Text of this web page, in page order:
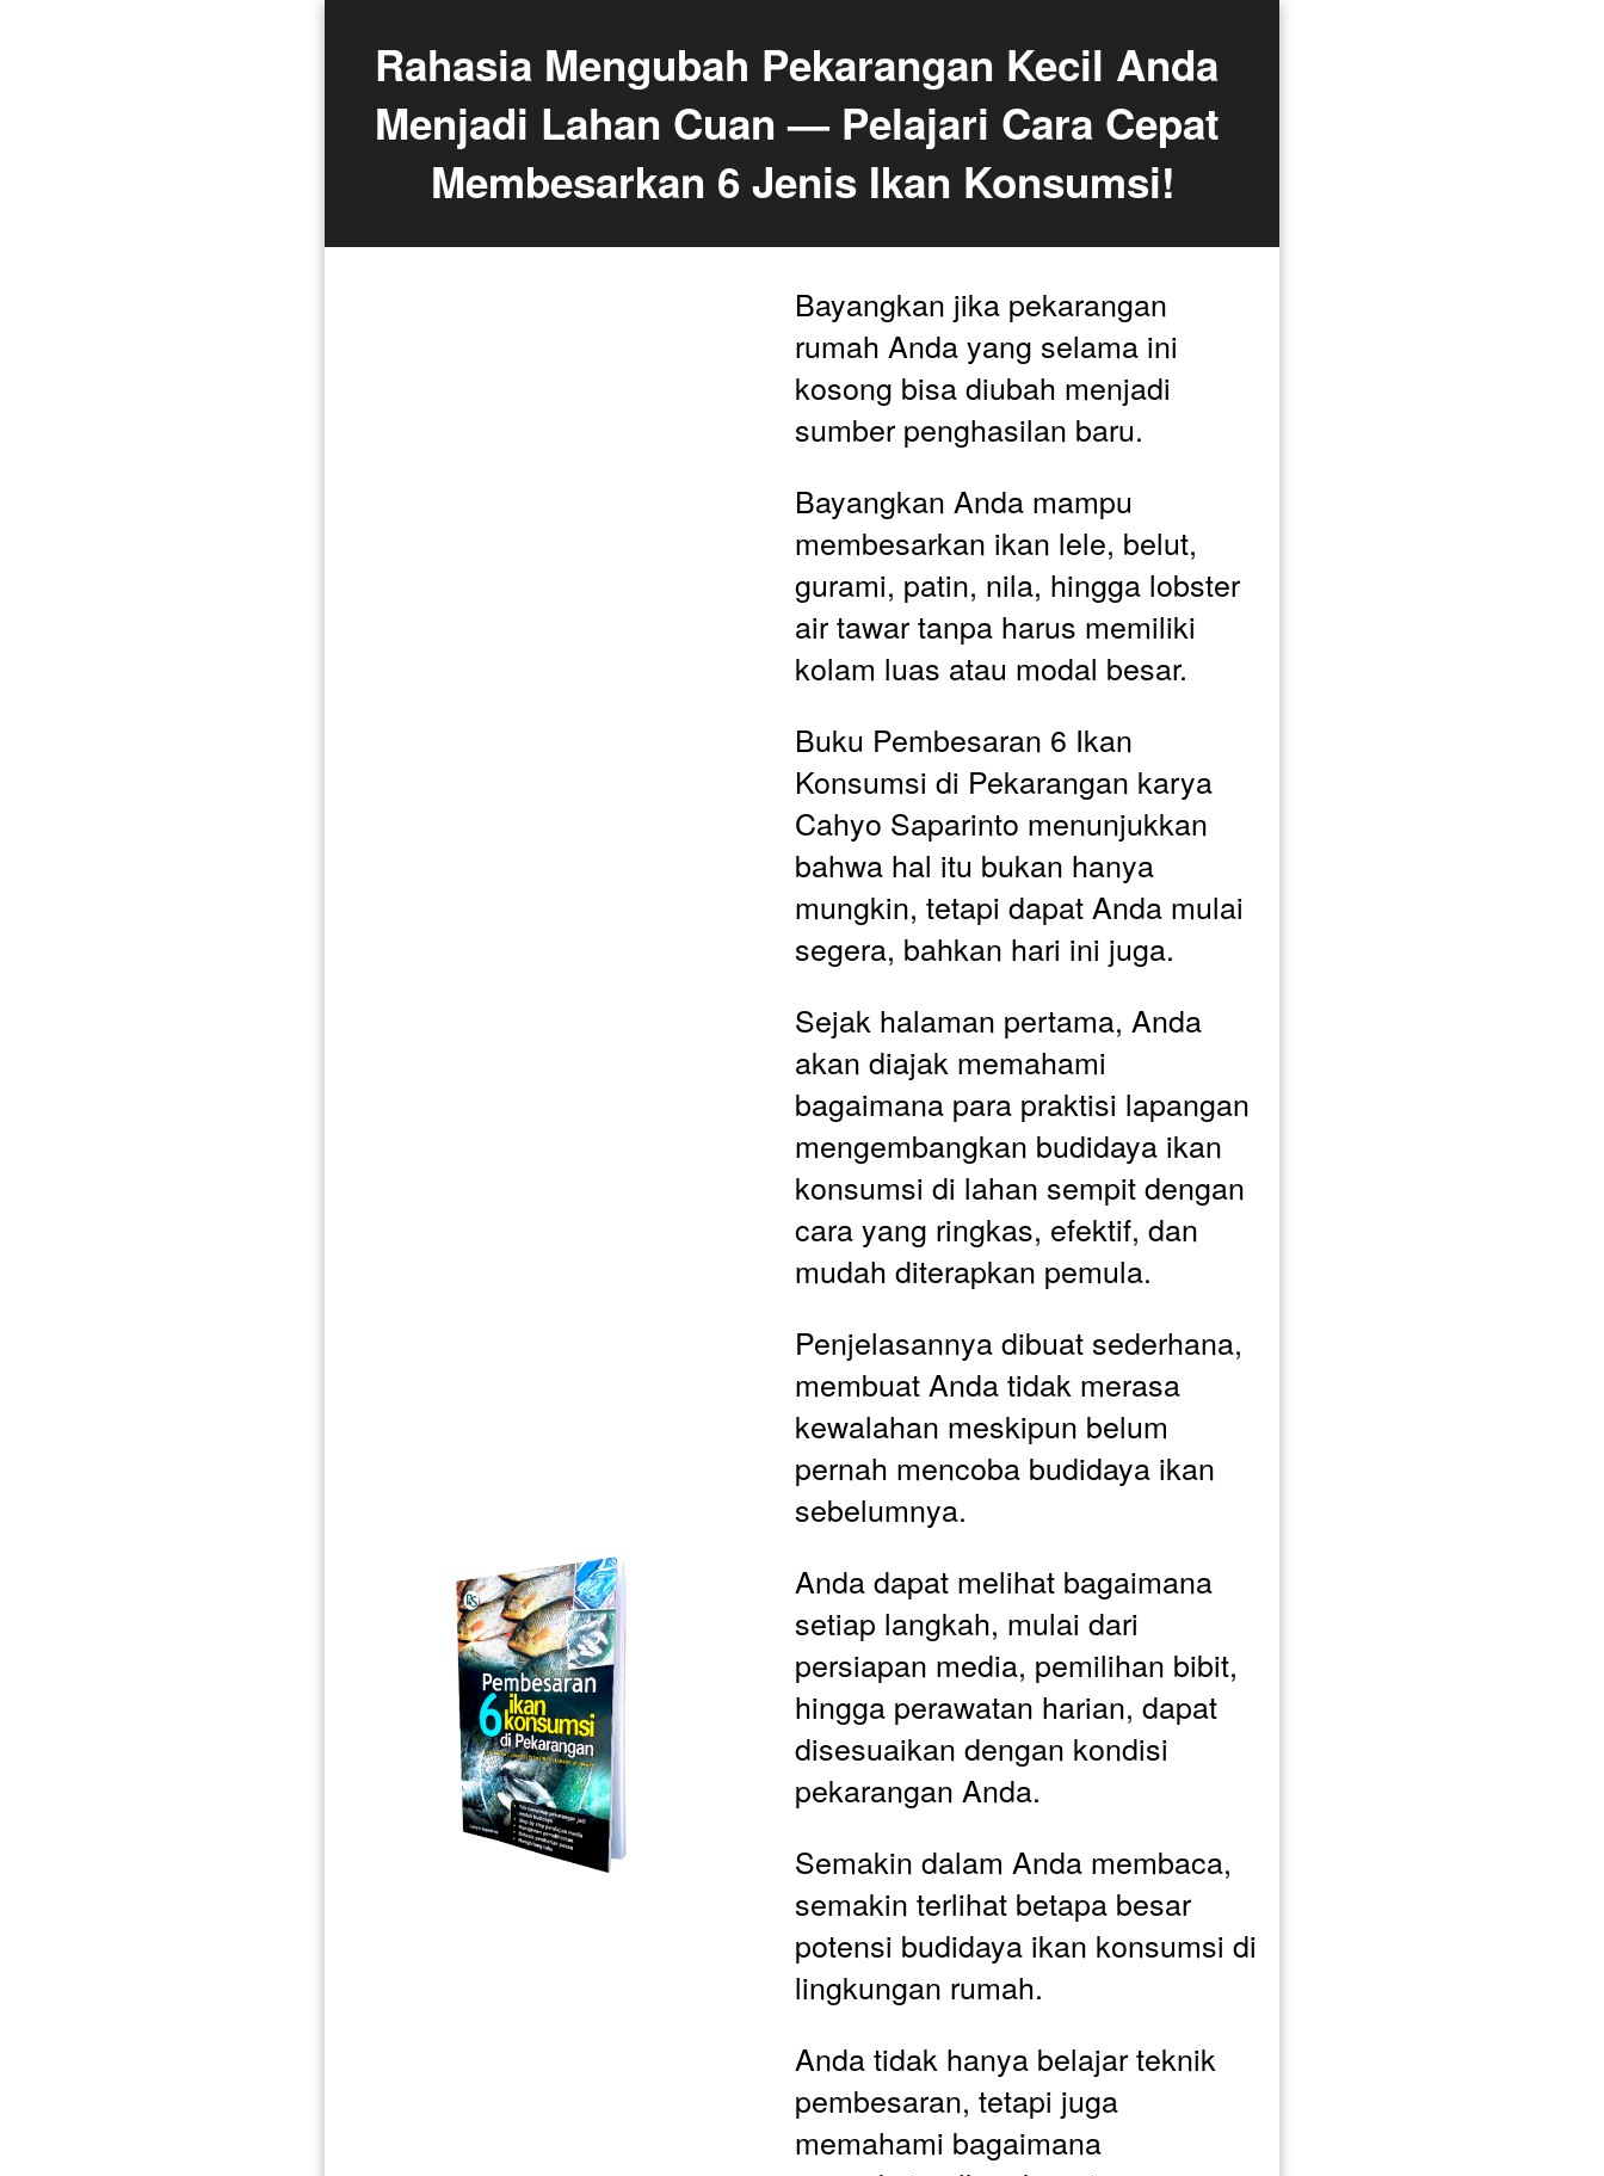
Rahasia Mengubah Pekarangan Kecil Anda
Menjadi Lahan Cuan — Pelajari Cara Cepat
Membesarkan 6 Jenis Ikan Konsumsi!
Bayangkan jika pekarangan
rumah Anda yang selama ini
kosong bisa diubah menjadi
sumber penghasilan baru.
Bayangkan Anda mampu
membesarkan ikan lele, belut,
gurami, patin, nila, hingga lobster
air tawar tanpa harus memiliki
kolam luas atau modal besar.
Buku Pembesaran 6 Ikan
Konsumsi di Pekarangan karya
Cahyo Saparinto menunjukkan
bahwa hal itu bukan hanya
mungkin, tetapi dapat Anda mulai
segera, bahkan hari ini juga.
Sejak halaman pertama, Anda
akan diajak memahami
bagaimana para praktisi lapangan
mengembangkan budidaya ikan
konsumsi di lahan sempit dengan
cara yang ringkas, efektif, dan
mudah diterapkan pemula.
Penjelasannya dibuat sederhana,
membuat Anda tidak merasa
kewalahan meskipun belum
pernah mencoba budidaya ikan
sebelumnya.
Anda dapat melihat bagaimana
setiap langkah, mulai dari
persiapan media, pemilihan bibit,
hingga perawatan harian, dapat
disesuaikan dengan kondisi
pekarangan Anda.
Semakin dalam Anda membaca,
semakin terlihat betapa besar
potensi budidaya ikan konsumsi di
lingkungan rumah.
Anda tidak hanya belajar teknik
pembesaran, tetapi juga
memahami bagaimana